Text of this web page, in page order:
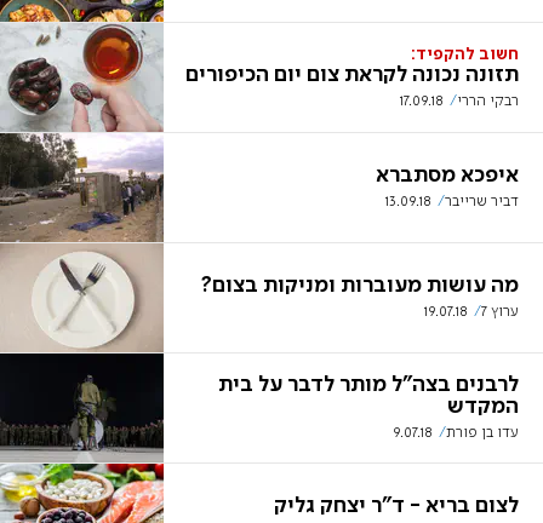
חשוב להקפיד:
תזונה נכונה לקראת צום יום הכיפורים
רבקי הררי 17.09.18
איפכא מסתברא
דביר שרייבר 13.09.18
מה עושות מעוברות ומניקות בצום?
ערוץ 7 19.07.18
לרבנים בצה"ל מותר לדבר על בית
המקדש
עדו בן פורת 9.07.18
לצום בריא - ד"ר יצחק גליק